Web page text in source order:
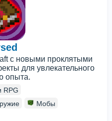
с новыми проклятыми
для увлекательного
опыта.
RPG
Мобы